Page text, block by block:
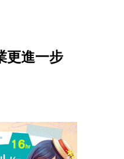
更進一步